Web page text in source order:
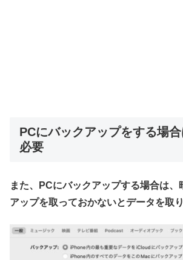
PCにバックアップをする場
必要
また、PCにバックアップする場合は、
アップを取っておかないとデータを取